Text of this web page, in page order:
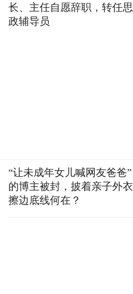
长、主任自愿辞职，转任思
政辅导员
“让未成年女儿喊网友爸爸”
的博主被封，披着亲子外衣
擦边底线何在？